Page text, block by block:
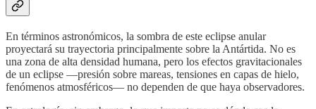
En términos astronómicos, la sombra de este eclipse anular
proyectará su trayectoria principalmente sobre la Antártida. No es
una zona de alta densidad humana, pero los efectos gravitacionales
de un eclipse —presión sobre mareas, tensiones en capas de hielo,
fenómenos atmosféricos— no dependen de que haya observadores.